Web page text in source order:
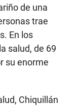
de una
trae
En los
salud, de 69
su enorme
Chiquillán